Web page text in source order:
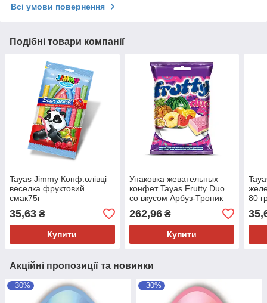
Всі умови повернення
Подібні товари компанії
Tayas Jimmy Конф.олівці
веселка фруктовий
смак75г
35,63 ₴
Купити
Упаковка жевательных
конфет Tayas Frutty Duo
со вкусом Арбуз-Тропик
900 гр
262,96₴
Купити
80
Акційні пропозиції та новинки
–30% –30%